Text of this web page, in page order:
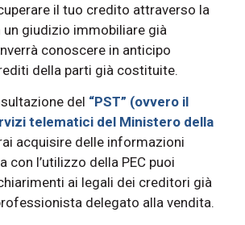
il tuo credito attraverso la
giudizio immobiliare già
conoscere in anticipo
della parti già costituite.
del “PST” (ovvero il
telematici del Ministero della
acquisire delle informazioni
con l’utilizzo della PEC puoi
ai legali dei creditori già
delegato alla vendita.